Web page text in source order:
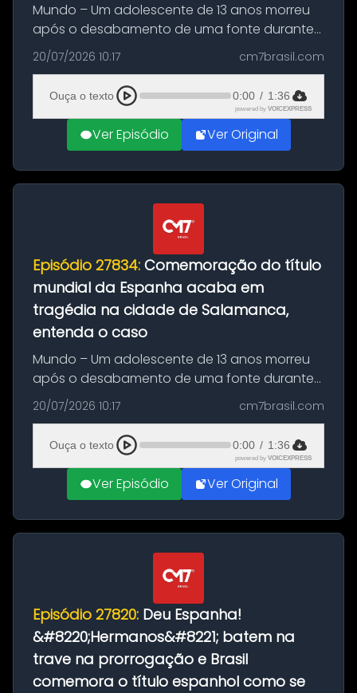
Mundo – Um adolescente de 13 anos morreu
após o desabamento de uma fonte durante
as comemorações pelo título da Copa do
Mundo conquistado pela Espanha, em
Ciudad Rodrigo, na província de Salamanca,
no...
20/07/2026 10:17 cm7brasil.com
Ouça o texto 0:00 / 1:36
powered by VOICEXPRESS
Ver Episódio Ver Original
Episódio 27834: Comemoração do título
mundial da Espanha acaba em
tragédia na cidade de Salamanca,
entenda o caso
Mundo – Um adolescente de 13 anos morreu
após o desabamento de uma fonte durante
as comemorações pelo título da Copa do
Mundo conquistado pela Espanha, em
Ciudad Rodrigo, na província de Salamanca,
no...
20/07/2026 10:17 cm7brasil.com
Ouça o texto 0:00 / 1:36
powered by VOICEXPRESS
Ver Episódio Ver Original
Episódio 27820: Deu Espanha!
&#8220;Hermanos&#8221; batem na
trave na prorrogação e Brasil
comemora o título espanhol como se